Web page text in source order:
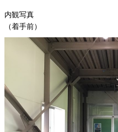
内観写真
（着手前）